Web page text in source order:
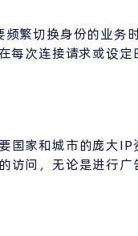
频繁切换身份的业务
每次连接请求或设
国家和城市的庞大IP
访问，无论是进行